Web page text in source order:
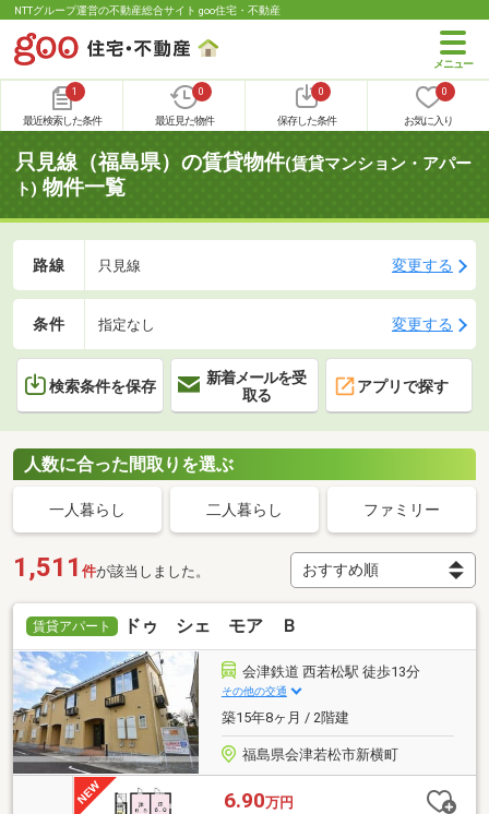
NTTグループ運営の不動産総合サイト goo住宅・不動産
1
最近検索した条件
0
最近見た物件
0
保存した条件
0
お気に入り
只見線（福島県）の賃貸物件(賃貸マンション・アパー
ト) 物件一覧
路線 只見線 変更する
条件 指定なし 変更する
検索条件を保存
新着メールを受
取る
アプリで探す
人数に合った間取りを選ぶ
一人暮らし 二人暮らし ファミリー
1,511 件が該当しました。
賃貸アパート ドゥ シェ モア Ｂ
会津鉄道 西若松駅 徒歩13分
その他の交通
築15年8ヶ月 / 2階建
福島県会津若松市新横町
6.90万円